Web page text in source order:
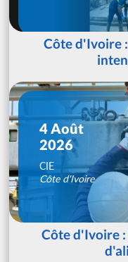
Côte d'Ivoire
4 Août
2026
CIE
Côte d'Ivoire
Côte d'Ivoire